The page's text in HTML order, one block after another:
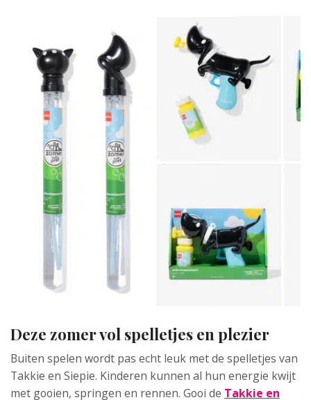
Deze zomer vol spelletjes en plezier
Buiten spelen wordt pas echt leuk met de spelletjes van
Takkie en Siepie. Kinderen kunnen al hun energie kwijt
met gooien, springen en rennen. Gooi de Takkie en